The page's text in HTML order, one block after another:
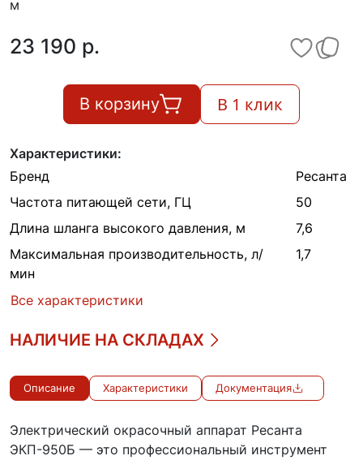
м
23 190 p.
В корзину В 1 клик
Характеристики:
Бренд
Ресанта
Частота питающей сети, ГЦ
50
Длина шланга высокого давления, м
7,6
Максимальная производительность, л/
мин
1,7
Все характеристики
НАЛИЧИЕ НА СКЛАДАХ
Описание Характеристики Документация
Электрический окрасочный аппарат Ресанта
ЭКП-950Б — это профессиональный инструмент